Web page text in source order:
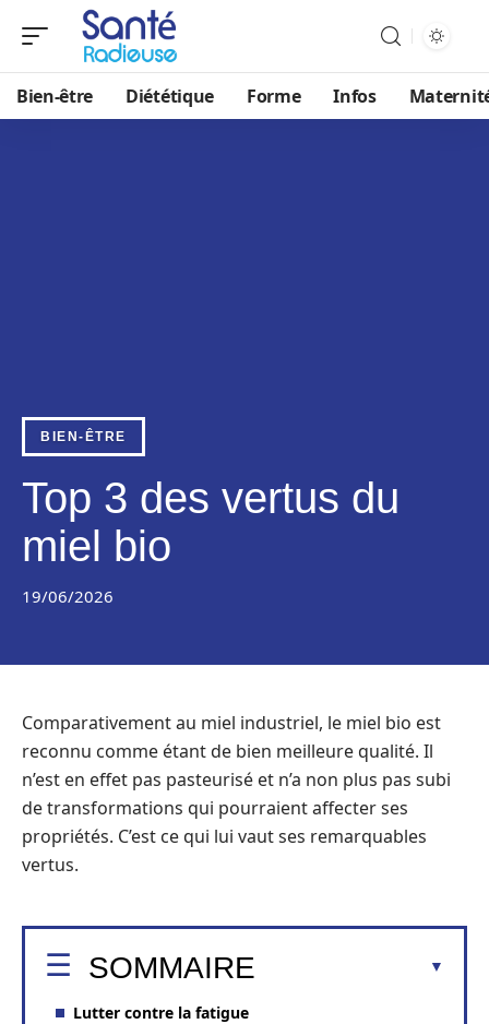
Bien-être Diététique Forme Infos
BIEN-ÊTRE
Top 3 des vertus du
miel bio
19/06/2026
Comparativement au miel industriel, le miel bio est
reconnu comme étant de bien meilleure qualité. Il
n’est en effet pas pasteurisé et n’a non plus pas subi
de transformations qui pourraient affecter ses
propriétés. C’est ce qui lui vaut ses remarquables
vertus.
SOMMAIRE
Lutter contre la fatigue